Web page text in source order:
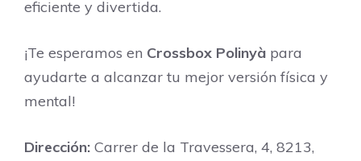
eficiente y divertida.
¡Te esperamos en Crossbox Polinyà para
ayudarte a alcanzar tu mejor versión física y
mental!
Dirección: Carrer de la Travessera, 4, 8213,